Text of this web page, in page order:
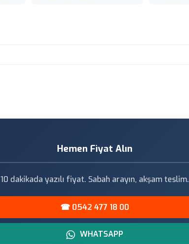
Hemen Fiyat Alın
10 dakikada yazılı fiyat. Sabah arayın, akşam teslim.
☎ 0542 477 18 00
WHATSAPP